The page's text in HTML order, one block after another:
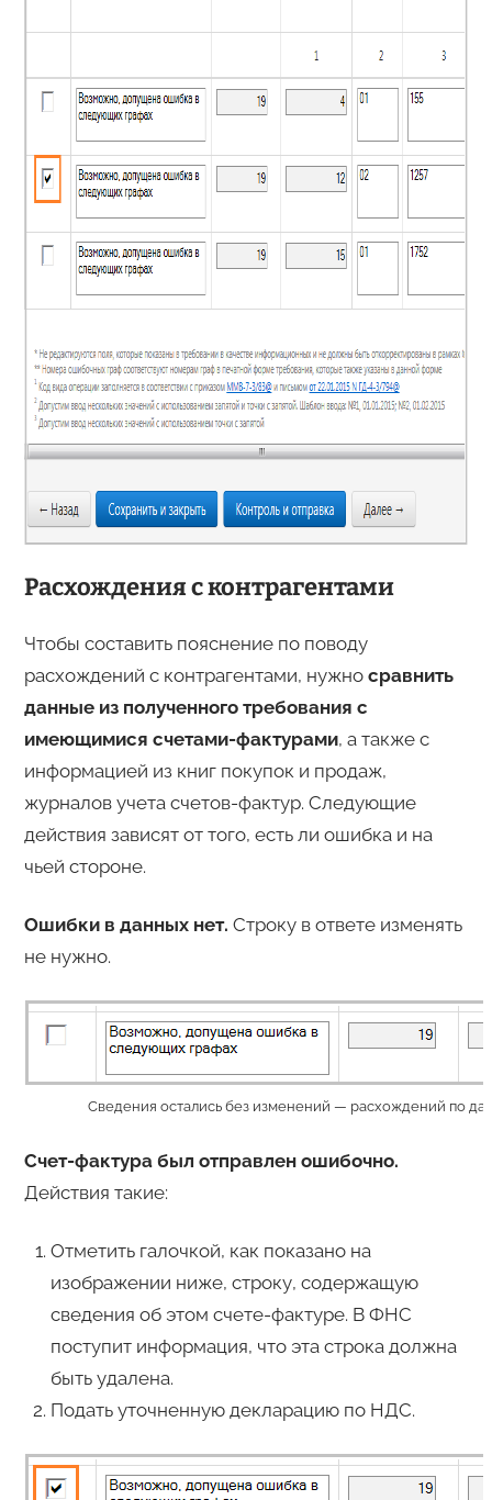
Расхождения с контрагентами
Чтобы составить пояснение по поводу
расхождений с контрагентами, нужно сравнить
данные из полученного требования с
имеющимися счетами-фактурами, а также с
информацией из книг покупок и продаж,
журналов учета счетов-фактур. Следующие
действия зависят от того, есть ли ошибка и на
чьей стороне.
Ошибки в данных нет. Строку в ответе изменять
не нужно.
Сведения остались без изменений — расхождений по
Счет-фактура был отправлен ошибочно.
Действия такие:
Отметить галочкой, как показано на
изображении ниже, строку, содержащую
сведения об этом счете-фактуре. В ФНС
поступит информация, что эта строка должна
быть удалена.
Подать уточненную декларацию по НДС.